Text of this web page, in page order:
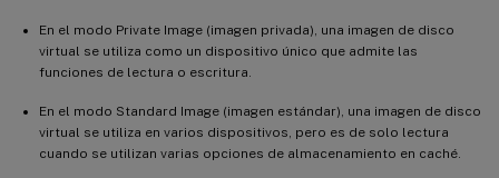
En el modo Private Image (imagen privada), una imagen de disco
virtual se utiliza como un dispositivo único que admite las
funciones de lectura o escritura.
En el modo Standard Image (imagen estándar), una imagen de disco
virtual se utiliza en varios dispositivos, pero es de solo lectura
cuando se utilizan varias opciones de almacenamiento en caché.